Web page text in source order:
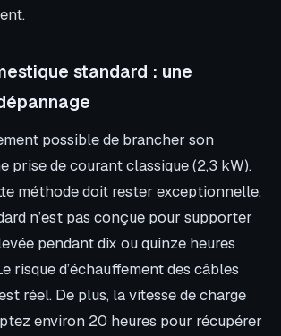
standard : une
possible de brancher son
prise de courant classique (2,3 kW).
méthode doit rester exceptionnelle.
n’est pas conçue pour supporter
pendant dix ou quinze heures
risque d’échauffement des câbles
réel. De plus, la vitesse de charge
environ 20 heures pour récupérer